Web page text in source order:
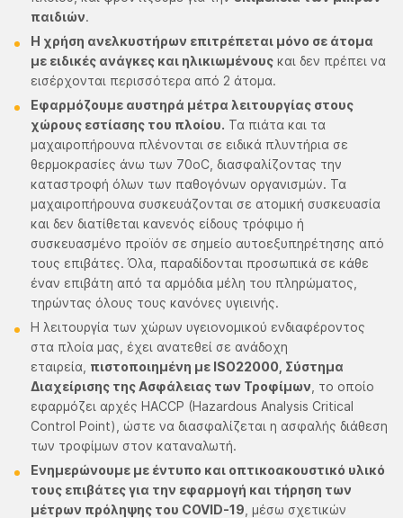
παιδιών.
Η χρήση ανελκυστήρων επιτρέπεται μόνο σε άτομα
με ειδικές ανάγκες και ηλικιωμένους και δεν πρέπει να
εισέρχονται περισσότερα από 2 άτομα.
Εφαρμόζουμε αυστηρά μέτρα λειτουργίας στους
χώρους εστίασης του πλοίου. Τα πιάτα και τα
μαχαιροπήρουνα πλένονται σε ειδικά πλυντήρια σε
θερμοκρασίες άνω των 70οC, διασφαλίζοντας την
καταστροφή όλων των παθογόνων οργανισμών. Τα
μαχαιροπήρουνα συσκευάζονται σε ατομική συσκευασία
και δεν διατίθεται κανενός είδους τρόφιμο ή
συσκευασμένο προϊόν σε σημείο αυτοεξυπηρέτησης από
τους επιβάτες. Όλα, παραδίδονται προσωπικά σε κάθε
έναν επιβάτη από τα αρμόδια μέλη του πληρώματος,
τηρώντας όλους τους κανόνες υγιεινής.
Η λειτουργία των χώρων υγειονομικού ενδιαφέροντος
στα πλοία μας, έχει ανατεθεί σε ανάδοχη
εταιρεία, πιστοποιημένη με ISO22000, Σύστημα
Διαχείρισης της Ασφάλειας των Τροφίμων , το οποίο
εφαρμόζει αρχές HACCP (Hazardous Analysis Critical
Control Point), ώστε να διασφαλίζεται η ασφαλής διάθεση
των τροφίμων στον καταναλωτή.
Ενημερώνουμε με έντυπο και οπτικοακουστικό υλικό
τους επιβάτες για την εφαρμογή και τήρηση των
μέτρων πρόληψης του COVID-19 , μέσω σχετικών